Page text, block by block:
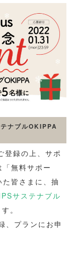
ナブルOKIPPA
録の上、サポ
無料サポー
皆さまに、抽
サステナブル
。
、プランにお申